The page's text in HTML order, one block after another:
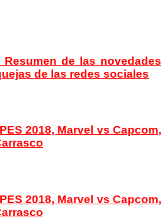
Resumen de las novedades
de las redes sociales
2018, Marvel vs Capcom,
2018, Marvel vs Capcom,